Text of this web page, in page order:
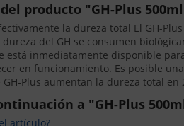
producto "GH-Plus
la dureza total El GH-
del GH se consumen
está inmediatamente disponible
en funcionamiento. Es posible
GH-Plus aumentan la dureza total
a "GH-Plus
artículo?